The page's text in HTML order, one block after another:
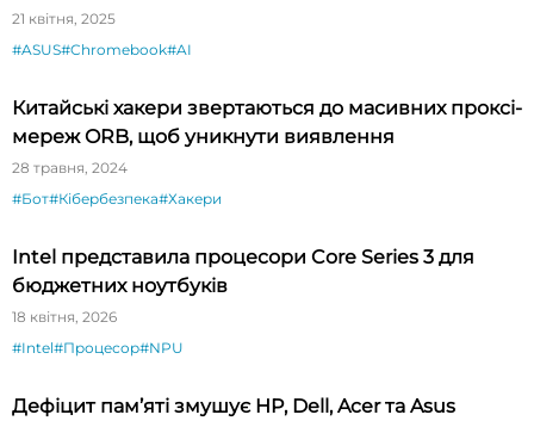
21 квітня, 2025
#ASUS#Chromebook#AI
Китайські хакери звертаються до масивних проксі-
мереж ORB, щоб уникнути виявлення
28 травня, 2024
#Бот#Кібербезпека#Хакери
Intel представила процесори Core Series 3 для
бюджетних ноутбуків
18 квітня, 2026
#Intel#Процесор#NPU
Дефіцит пам’яті змушує HP, Dell, Acer та Asus